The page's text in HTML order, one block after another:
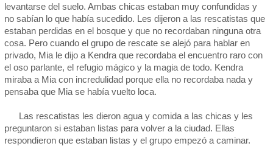
levantarse del suelo. Ambas chicas estaban muy confundidas y
no sabían lo que había sucedido. Les dijeron a las rescatistas que
estaban perdidas en el bosque y que no recordaban ninguna otra
cosa. Pero cuando el grupo de rescate se alejó para hablar en
privado, Mia le dijo a Kendra que recordaba el encuentro raro con
el oso parlante, el refugio mágico y la magia de todo. Kendra
miraba a Mia con incredulidad porque ella no recordaba nada y
pensaba que Mia se había vuelto loca.
Las rescatistas les dieron agua y comida a las chicas y les
preguntaron si estaban listas para volver a la ciudad. Ellas
respondieron que estaban listas y el grupo empezó a caminar.